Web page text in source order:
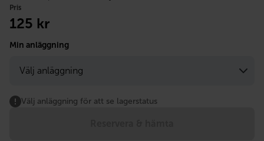
Pris
125 kr
Min anläggning
Välj anläggning för att se lagerstatus